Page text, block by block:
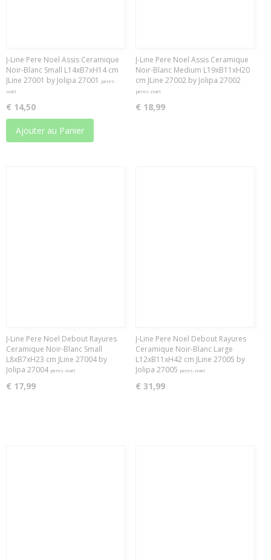
J-Line Pere Noel Assis Ceramique
Noir-Blanc Small L14xB7xH14 cm
JLine 27001 by Jolipa 27001
peres-
noël
€ 14,50
Ajouter au Panier
J-Line Pere Noel Assis Ceramique
Noir-Blanc Medium L19xB11xH20
cm JLine 27002 by Jolipa 27002
peres-noël
€ 18,99
J-Line Pere Noel Debout Rayures
Ceramique Noir-Blanc Small
L8xB7xH23 cm JLine 27004 by
Jolipa 27004 peres-noël
€ 17,99
J-Line Pere Noel Debout Rayures
Ceramique Noir-Blanc Large
L12xB11xH42 cm JLine 27005 by
Jolipa 27005 peres-noël
€ 31,99